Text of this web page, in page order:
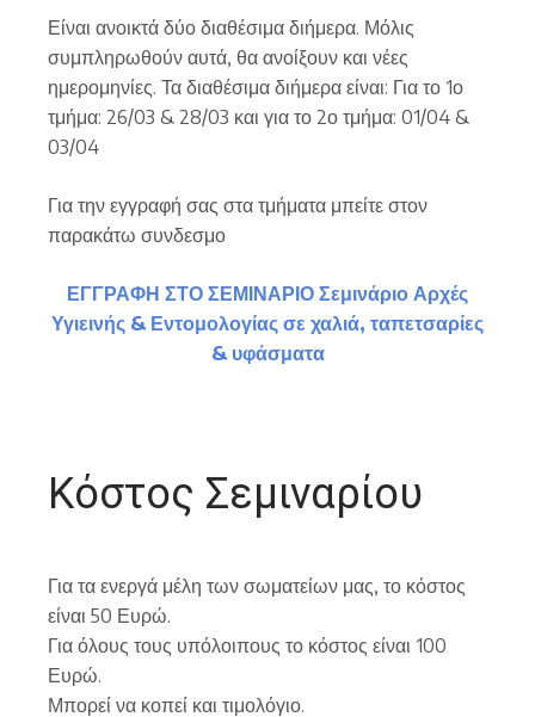
Είναι ανοικτά δύο διαθέσιμα διήμερα. Μόλις
συμπληρωθούν αυτά, θα ανοίξουν και νέες
ημερομηνίες. Τα διαθέσιμα διήμερα είναι: Για το 1ο
τμήμα: 26/03 & 28/03 και για το 2ο τμήμα: 01/04 &
03/04
Για την εγγραφή σας στα τμήματα μπείτε στον
παρακάτω συνδεσμο
ΕΓΓΡΑΦΗ ΣΤΟ ΣΕΜΙΝΑΡΙΟ Σεμινάριο Αρχές
Υγιεινής & Εντομολογίας σε χαλιά, ταπετσαρίες
& υφάσματα
Κόστος Σεμιναρίου
Για τα ενεργά μέλη των σωματείων μας, το κόστος
είναι 50 Ευρώ.
Για όλους τους υπόλοιπους το κόστος είναι 100
Ευρώ.
Μπορεί να κοπεί και τιμολόγιο.